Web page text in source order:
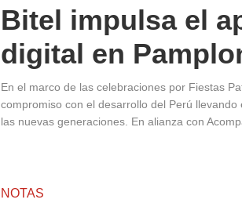
Bitel impulsa el
digital en
En el marco de las celebraciones por Fiestas
compromiso con el desarrollo del Perú
las nuevas generaciones. En alianza con
NOTAS